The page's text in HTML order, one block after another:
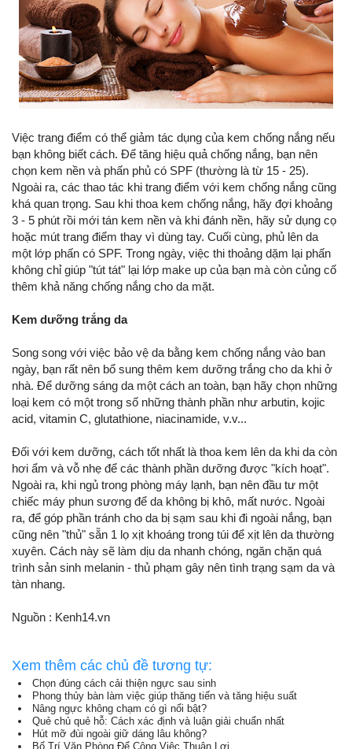
Việc trang điểm có thể giảm tác dụng của kem chống nắng nếu
bạn không biết cách. Để tăng hiệu quả chống nắng, bạn nên
chọn kem nền và phấn phủ có SPF (thường là từ 15 - 25).
Ngoài ra, các thao tác khi trang điểm với kem chống nắng cũng
khá quan trọng. Sau khi thoa kem chống nắng, hãy đợi khoảng
3 - 5 phút rồi mới tán kem nền và khi đánh nền, hãy sử dụng cọ
hoặc mút trang điểm thay vì dùng tay. Cuối cùng, phủ lên da
một lớp phấn có SPF. Trong ngày, việc thi thoảng dặm lại phấn
không chỉ giúp "tút tát" lại lớp make up của bạn mà còn củng cố
thêm khả năng chống nắng cho da mặt.
Kem dưỡng trắng da
Song song với việc bảo vệ da bằng kem chống nắng vào ban
ngày, bạn rất nên bổ sung thêm kem dưỡng trắng cho da khi ở
nhà. Để dưỡng sáng da một cách an toàn, bạn hãy chọn những
loại kem có một trong số những thành phần như arbutin, kojic
acid, vitamin C, glutathione, niacinamide, v.v...
Đối với kem dưỡng, cách tốt nhất là thoa kem lên da khi da còn
hơi ẩm và vỗ nhẹ để các thành phần dưỡng được "kích hoạt".
Ngoài ra, khi ngủ trong phòng máy lạnh, bạn nên đầu tư một
chiếc máy phun sương để da không bị khô, mất nước. Ngoài
ra, để góp phần tránh cho da bị sạm sau khi đi ngoài nắng, bạn
cũng nên "thủ" sẵn 1 lọ xịt khoáng trong túi để xịt lên da thường
xuyên. Cách này sẽ làm dịu da nhanh chóng, ngăn chặn quá
trình sản sinh melanin - thủ phạm gây nên tình trạng sạm da và
tàn nhang.
Nguồn : Kenh14.vn
Xem thêm các chủ đề tương tự:
Chọn đúng cách cải thiện ngực sau sinh
Phong thủy bàn làm việc giúp thăng tiến và tăng hiệu suất
Nâng ngực không chạm có gì nổi bật?
Quẻ chủ quẻ hỗ: Cách xác định và luận giải chuẩn nhất
Hút mỡ đùi ngoài giữ dáng lâu không?
Bố Trí Văn Phòng Để Công Việc Thuận Lợi